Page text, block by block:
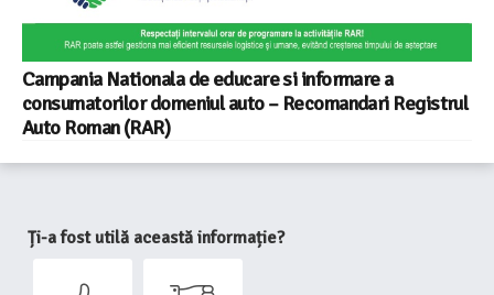
Campania Nationala de educare si informare a
consumatorilor domeniul auto – Recomandari Registrul
Auto Roman (RAR)
Ți-a fost utilă această informație?